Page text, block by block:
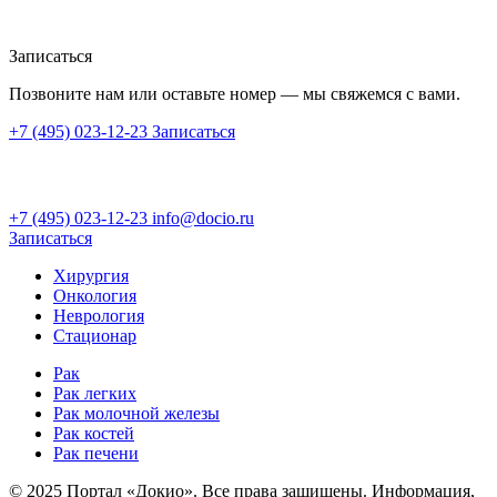
Записаться
Позвоните нам или оставьте номер — мы свяжемся с вами.
+7 (495) 023-12-23 Записаться
+7 (495) 023-12-23 info@docio.ru
Записаться
Хирургия
Онкология
Неврология
Стационар
Рак
Рак легких
Рак молочной железы
Рак костей
Рак печени
© 2025 Портал «Докио». Все права защищены. Информация,